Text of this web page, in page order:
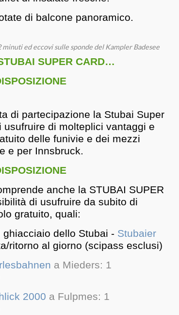
di balcone panoramico.
minuti ed eccovi sulle sponde del Kampler Badesee
SUPER CARD…
di partecipazione la Stubai Super
usufruire di molteplici vantaggi e
delle funivie e dei mezzi
e per Innsbruck.
anche la STUBAI SUPER
di usufruire da subito di
gratuito, quali:
dello Stubai - Stubaier
ritorno al giorno (scipass esclusi)
a Mieders: 1
2000 a Fulpmes: 1